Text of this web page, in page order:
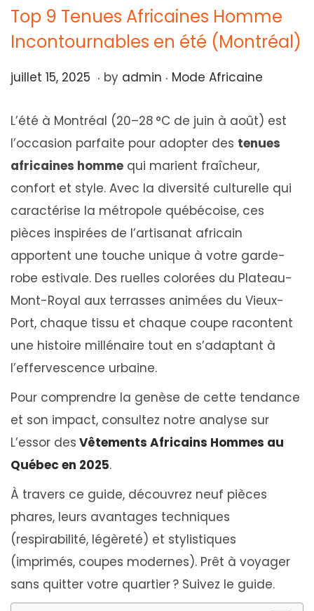
Top 9 Tenues Africaines Homme
Incontournables en été (Montréal)
Posted on
juillet 15, 2025
i
l
l
e
t
1
5
,
2
0
2
5
. by admin . Posted in
Mode Africaine
L’été à Montréal (20–28 °C de juin à août) est
l’occasion parfaite pour adopter des tenues
africaines homme qui marient fraîcheur,
confort et style. Avec la diversité culturelle qui
caractérise la métropole québécoise, ces
pièces inspirées de l’artisanat africain
apportent une touche unique à votre garde-
robe estivale. Des ruelles colorées du Plateau-
Mont-Royal aux terrasses animées du Vieux-
Port, chaque tissu et chaque coupe racontent
une histoire millénaire tout en s’adaptant à
l’effervescence urbaine.
Pour comprendre la genèse de cette tendance
et son impact, consultez notre analyse sur
L’essor des Vêtements Africains Hommes au
Québec en 2025.
À travers ce guide, découvrez neuf pièces
phares, leurs avantages techniques
(respirabilité, légèreté) et stylistiques
(imprimés, coupes modernes). Prêt à voyager
sans quitter votre quartier ? Suivez le guide.